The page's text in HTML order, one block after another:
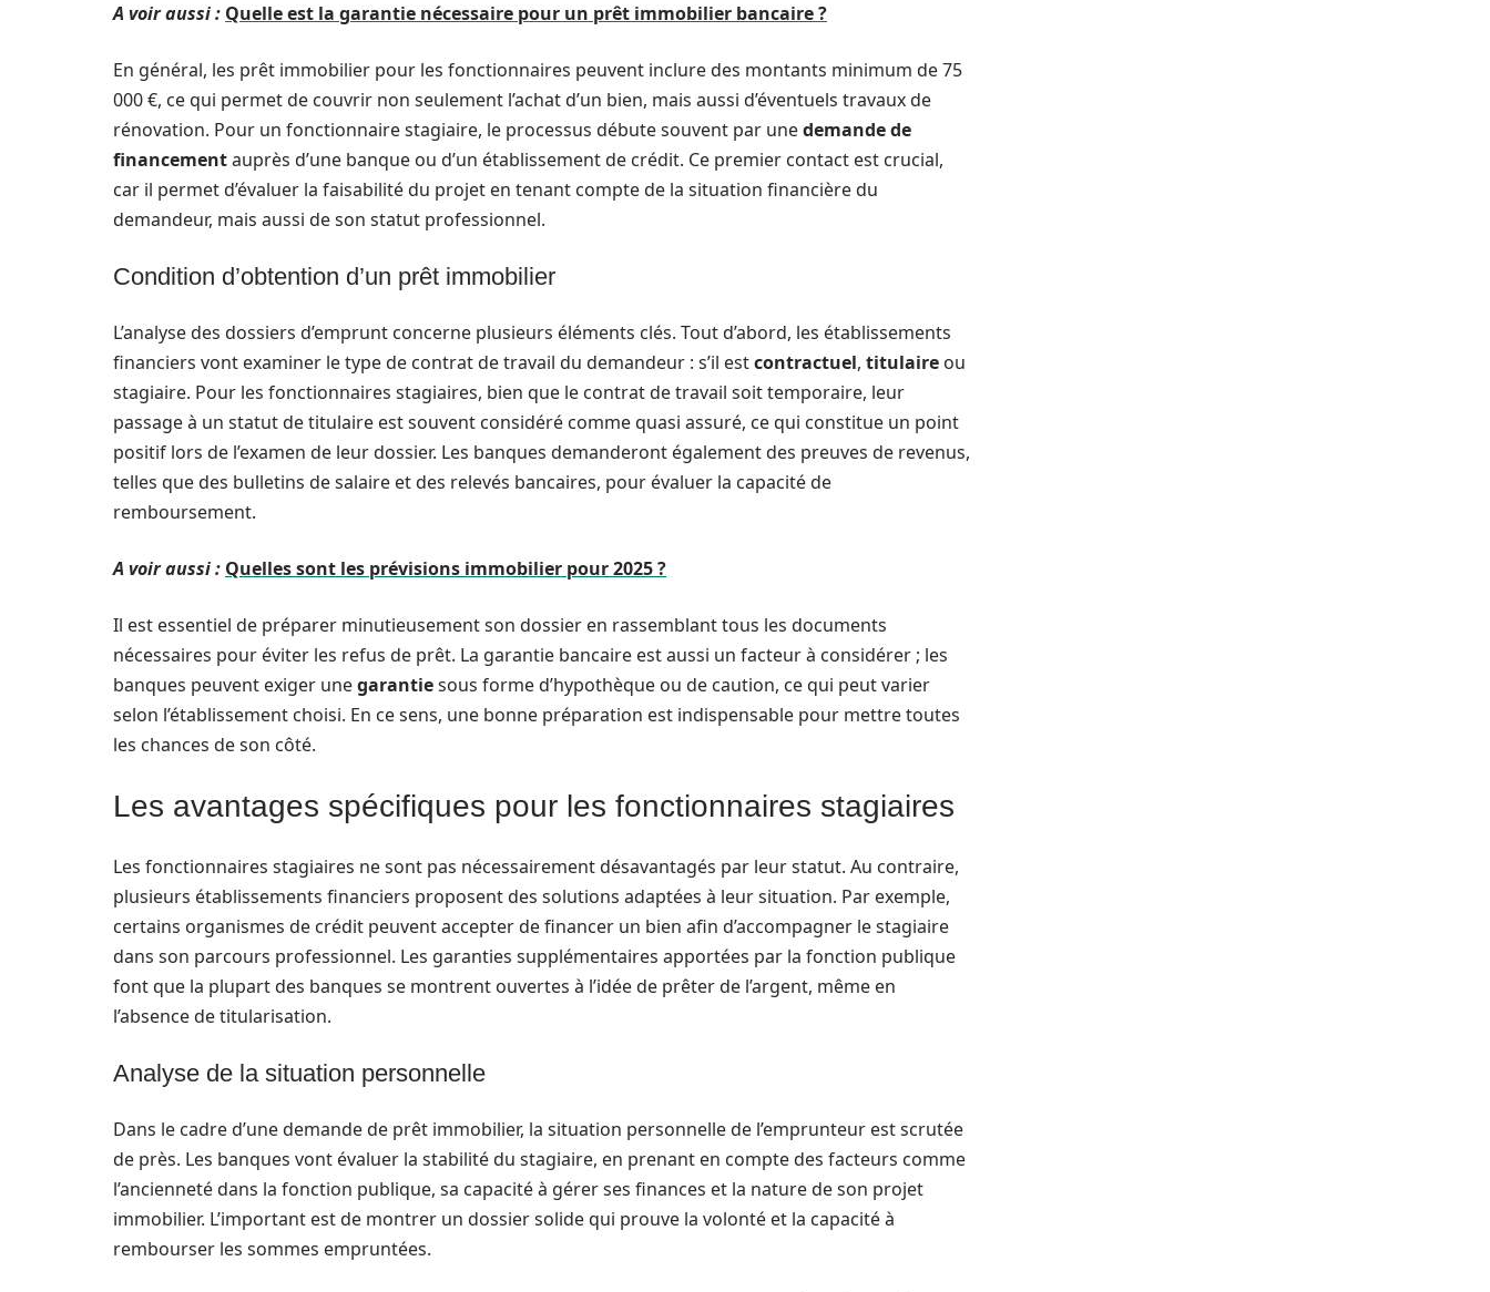
A voir aussi : Quelle est la garantie nécessaire pour un prêt immobilier bancaire ?
En général, les prêt immobilier pour les fonctionnaires peuvent inclure des montants minimum de 75
000 €, ce qui permet de couvrir non seulement l’achat d’un bien, mais aussi d’éventuels travaux de
rénovation. Pour un fonctionnaire stagiaire, le processus débute souvent par unedemande de
financementauprès d’une banque ou d’un établissement de crédit. Ce premier contact est crucial,
car il permet d’évaluer la faisabilité du projet en tenant compte de la situation financière du
demandeur, mais aussi de son statut professionnel.
Condition d’obtention d’un prêt immobilier
L’analyse des dossiers d’emprunt concerne plusieurs éléments clés. Tout d’abord, les établissements
financiers vont examiner le type de contrat de travail du demandeur : s’il estcontractuel, titulaire ou
stagiaire. Pour les fonctionnaires stagiaires, bien que le contrat de travail soit temporaire, leur
passage à un statut de titulaire est souvent considéré comme quasi assuré, ce qui constitue un point
positif lors de l’examen de leur dossier. Les banques demanderont également des preuves de revenus,
telles que des bulletins de salaire et des relevés bancaires, pour évaluer la capacité de
remboursement.
A voir aussi : Quelles sont les prévisions immobilier pour 2025 ?
Il est essentiel de préparer minutieusement son dossier en rassemblant tous les documents
nécessaires pour éviter les refus de prêt. La garantie bancaire est aussi un facteur à considérer ; les
banques peuvent exiger unegarantiesous forme d’hypothèque ou de caution, ce qui peut varier
selon l’établissement choisi. En ce sens, une bonne préparation est indispensable pour mettre toutes
les chances de son côté.
Les avantages spécifiques pour les fonctionnaires stagiaires
Les fonctionnaires stagiaires ne sont pas nécessairement désavantagés par leur statut. Au contraire,
plusieurs établissements financiers proposent des solutions adaptées à leur situation. Par exemple,
certains organismes de crédit peuvent accepter de financer un bien afin d’accompagner le stagiaire
dans son parcours professionnel. Les garanties supplémentaires apportées par la fonction publique
font que la plupart des banques se montrent ouvertes à l’idée de prêter de l’argent, même en
l’absence de titularisation.
Analyse de la situation personnelle
Dans le cadre d’une demande de prêt immobilier, la situation personnelle de l’emprunteur est scrutée
de près. Les banques vont évaluer la stabilité du stagiaire, en prenant en compte des facteurs comme
l’ancienneté dans la fonction publique, sa capacité à gérer ses finances et la nature de son projet
immobilier. L’important est de montrer un dossier solide qui prouve la volonté et la capacité à
rembourser les sommes empruntées.